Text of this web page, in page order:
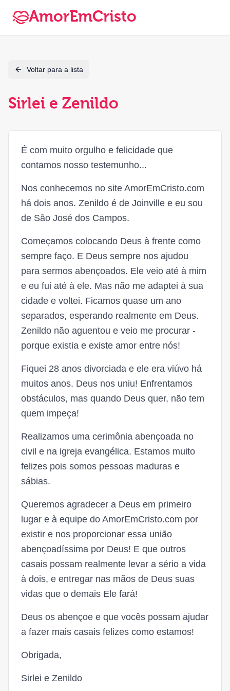
AmorEmCristo
Voltar para a lista
Sirlei e Zenildo
É com muito orgulho e felicidade que
contamos nosso testemunho...
Nos conhecemos no site AmorEmCristo.com
há dois anos. Zenildo é de Joinville e eu sou
de São José dos Campos.
Começamos colocando Deus à frente como
sempre faço. E Deus sempre nos ajudou
para sermos abençoados. Ele veio até à mim
e eu fui até à ele. Mas não me adaptei à sua
cidade e voltei. Ficamos quase um ano
separados, esperando realmente em Deus.
Zenildo não aguentou e veio me procurar -
porque existia e existe amor entre nós!
Fiquei 28 anos divorciada e ele era viúvo há
muitos anos. Deus nos uniu! Enfrentamos
obstáculos, mas quando Deus quer, não tem
quem impeça!
Realizamos uma cerimônia abençoada no
civil e na igreja evangélica. Estamos muito
felizes pois somos pessoas maduras e
sábias.
Queremos agradecer a Deus em primeiro
lugar e à equipe do AmorEmCristo.com por
existir e nos proporcionar essa união
abençoadíssima por Deus! E que outros
casais possam realmente levar a sério a vida
à dois, e entregar nas mãos de Deus suas
vidas que o demais Ele fará!
Deus os abençoe e que vocês possam ajudar
a fazer mais casais felizes como estamos!
Obrigada,
Sirlei e Zenildo